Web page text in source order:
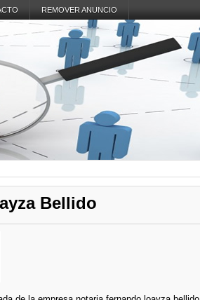
REMOVER ANUNCIO
Bellido